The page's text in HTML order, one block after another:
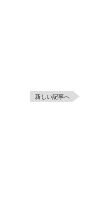
新しい記事へ